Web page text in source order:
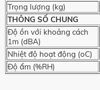
Trọng lượng (kg)
THÔNG SỐ CHUNG
Độ ồn với khoảng cách
1m (dBA)
Nhiệt độ hoạt động (oC)
Độ ẩm (%RH)